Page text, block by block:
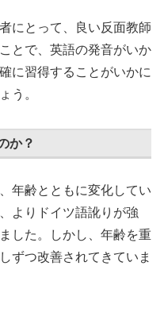
にとって、良い反面教師
とで、英語の発音がいか
に習得することがいかに
う。
か？
年齢とともに変化してい
よりドイツ語訛りが強
した。しかし、年齢を重
ずつ改善されてきていま